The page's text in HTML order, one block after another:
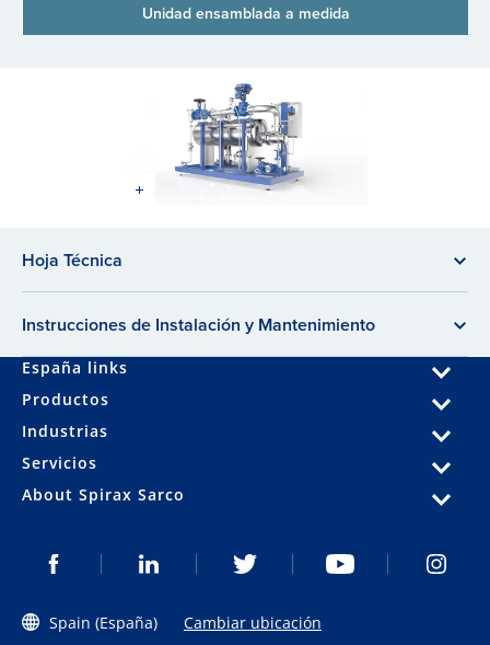
Unidad ensamblada a medida
Hoja Técnica
Instrucciones de Instalación y Mantenimiento
España links
Productos
Industrias
Servicios
About Spirax Sarco
Spain (España) Cambiar ubicación